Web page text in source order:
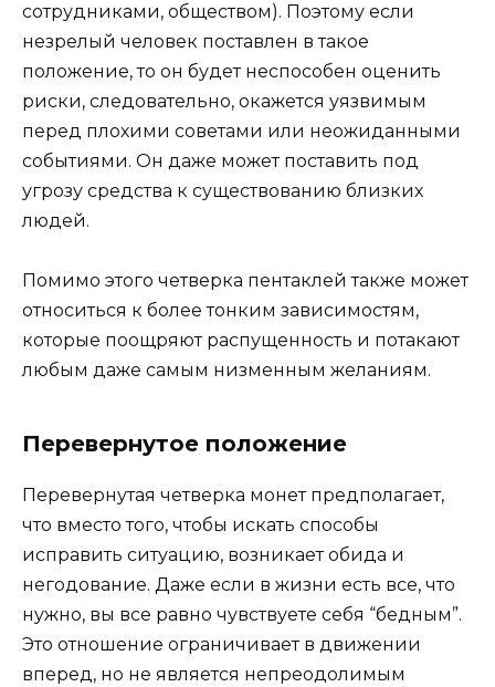
сотрудниками, обществом). Поэтому если
незрелый человек поставлен в такое
положение, то он будет неспособен оценить
риски, следовательно, окажется уязвимым
перед плохими советами или неожиданными
событиями. Он даже может поставить под
угрозу средства к существованию близких
людей.
Помимо этого четверка пентаклей также может
относиться к более тонким зависимостям,
которые поощряют распущенность и потакают
любым даже самым низменным желаниям.
Перевернутое положение
Перевернутая четверка монет предполагает,
что вместо того, чтобы искать способы
исправить ситуацию, возникает обида и
негодование. Даже если в жизни есть все, что
нужно, вы все равно чувствуете себя “бедным”.
Это отношение ограничивает в движении
вперед, но не является непреодолимым